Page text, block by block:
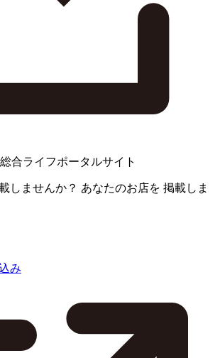
合ライフポータルサイト
しませんか？ あなたのお店を 掲載しま
み